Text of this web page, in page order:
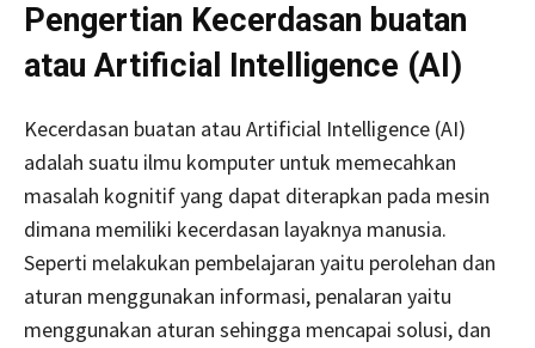
Pengertian Kecerdasan buatan
atau Artificial Intelligence (AI)
Kecerdasan buatan atau Artificial Intelligence (AI)
adalah suatu ilmu komputer untuk memecahkan
masalah kognitif yang dapat diterapkan pada mesin
dimana memiliki kecerdasan layaknya manusia.
Seperti melakukan pembelajaran yaitu perolehan dan
aturan menggunakan informasi, penalaran yaitu
menggunakan aturan sehingga mencapai solusi, dan